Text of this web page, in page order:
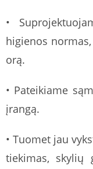
•
higienos
orą.
• Pateikiame
įrangą.
• Tuomet jau
tiekimas, skylių